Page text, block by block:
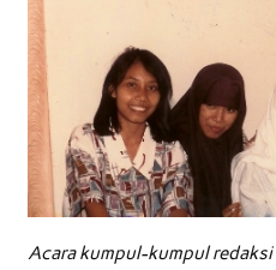
Acara kumpul-kumpul redaksi